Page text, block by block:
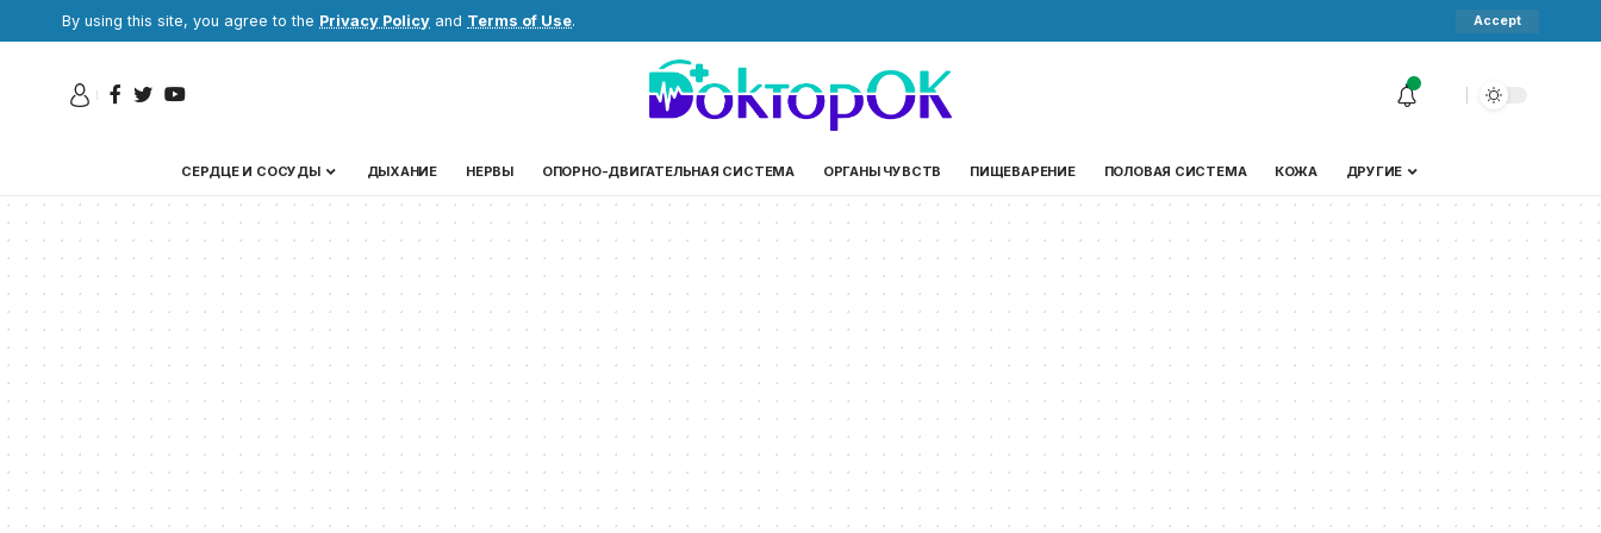
By using this site, you agree to the Privacy Policy and Terms of Use. Accept
СЕРДЦЕ И СОСУДЫ ДЫХАНИЕ НЕРВЫ ОПОРНО-ДВИГАТЕЛЬНАЯ СИСТЕМА ОРГАНЫ ЧУВСТВ ПИЩЕВАРЕНИЕ ПОЛОВАЯ СИСТЕМА КОЖА ДРУГИЕ